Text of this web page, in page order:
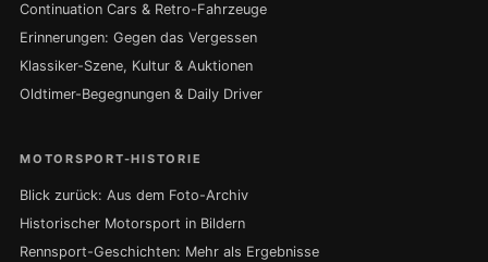
Continuation Cars & Retro-Fahrzeuge
Erinnerungen: Gegen das Vergessen
Klassiker-Szene, Kultur & Auktionen
Oldtimer-Begegnungen & Daily Driver
MOTORSPORT-HISTORIE
Blick zurück: Aus dem Foto-Archiv
Historischer Motorsport in Bildern
Rennsport-Geschichten: Mehr als Ergebnisse